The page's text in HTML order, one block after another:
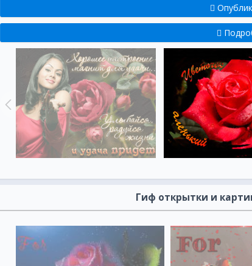
Гиф открытки и